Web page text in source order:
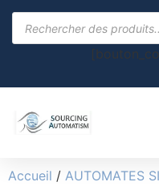
Accueil / AUTOMATES